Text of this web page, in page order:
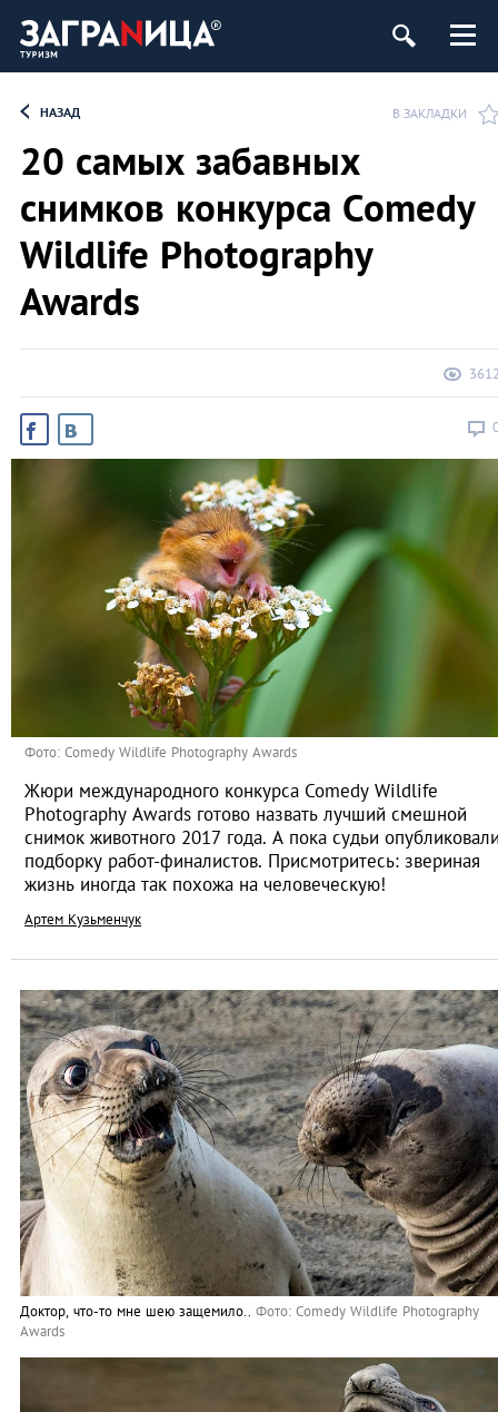
НАЗАД В ЗАКЛАДКИ
20 самых забавных
снимков конкурса Comedy
Wildlife Photography
Awards
Фото: Comedy Wildlife Photography Awards
Жюри международного конкурса Comedy Wildlife
Photography Awards готово назвать лучший смешной
снимок животного 2017 года. А пока судьи
подборку работ-финалистов. Присмотритесь: звериная
жизнь иногда так похожа на человеческую!
Артем Кузьменчук
Доктор, что-то мне шею защемило.. Фото: Comedy Wildlife Photography
Awards